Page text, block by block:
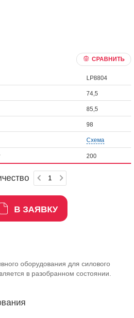
СРАВНИТЬ
LP8804
74,5
85,5
98
Схема
200
В ЗАЯВКУ
оборудования для силового
в разобранном состоянии.